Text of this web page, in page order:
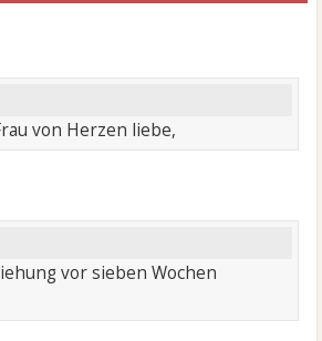
von Herzen liebe,
vor sieben Wochen